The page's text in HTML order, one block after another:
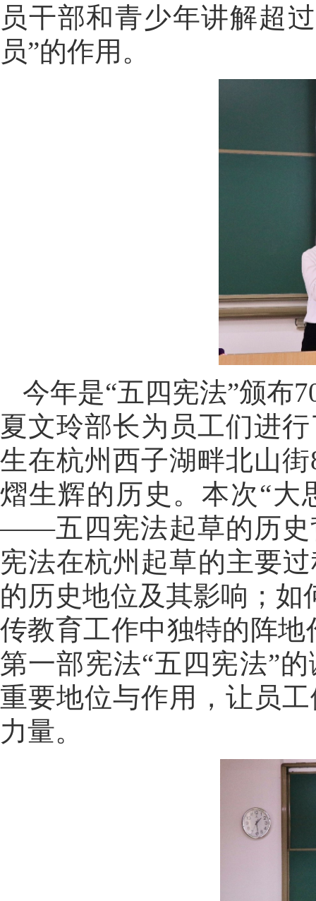
员干部和青少年讲解超
员”的作用。
今年是“五四宪法”颁布
夏文玲部长为员工们进
生在杭州西子湖畔北山
熠生辉的历史。本次“大
——五四宪法起草的历
宪法在杭州起草的主要
的历史地位及其影响；如
传教育工作中独特的阵
第一部宪法“五四宪法”
重要地位与作用，让员
力量。